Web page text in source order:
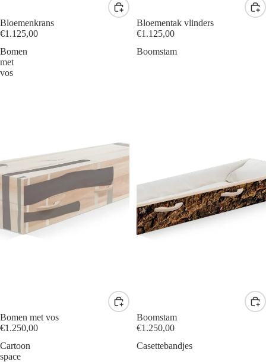
Bloemenkrans
€1.125,00
Bloementak vlinders
€1.125,00
Bomen
met
vos
Bomen met vos
€1.250,00
Boomstam
Boomstam
€1.250,00
Cartoon
space
Casettebandjes